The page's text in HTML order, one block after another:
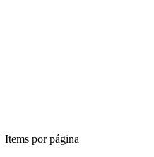
Items por página